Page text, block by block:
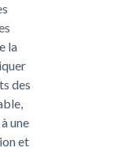
la
des
une
et